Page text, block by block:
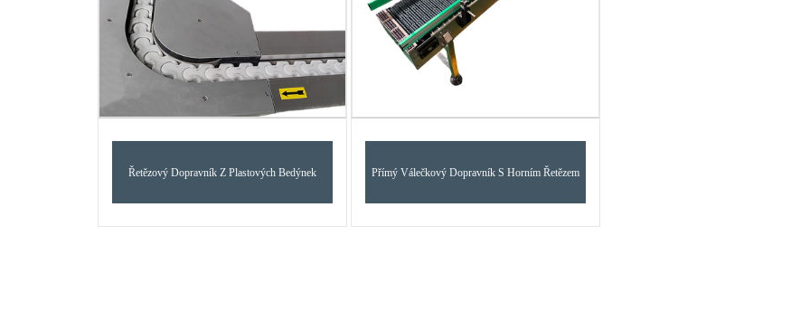
Řetězový Dopravník Z Plastových Bedýnek Přímý Válečkový Dopravník S Horním Řetězem